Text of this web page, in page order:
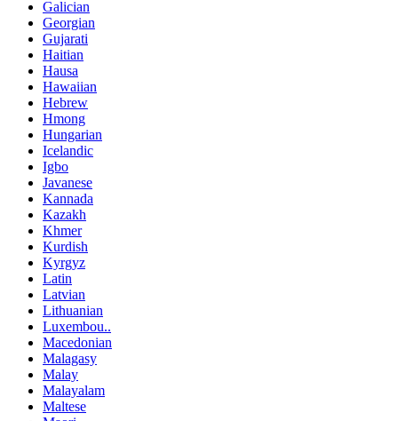
Galician
Georgian
Gujarati
Haitian
Hausa
Hawaiian
Hebrew
Hmong
Hungarian
Icelandic
Igbo
Javanese
Kannada
Kazakh
Khmer
Kurdish
Kyrgyz
Latin
Latvian
Lithuanian
Luxembou..
Macedonian
Malagasy
Malay
Malayalam
Maltese